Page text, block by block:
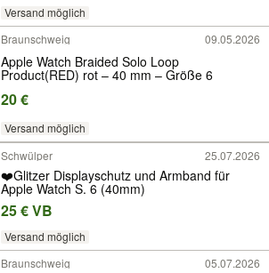
Versand möglich
Braunschweig 09.05.2026
Apple Watch Braided Solo Loop
Product(RED) rot – 40 mm – Größe 6
20 €
Versand möglich
Schwülper 25.07.2026
❤️Glitzer Displayschutz und Armband für
Apple Watch S. 6 (40mm)
25 € VB
Versand möglich
Braunschweig 05.07.2026